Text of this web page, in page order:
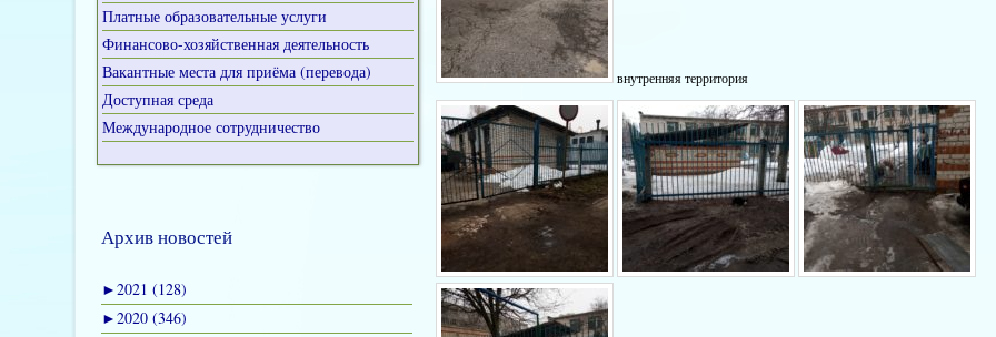
Платные образовательные услуги
Финансово-хозяйственная деятельность
Вакантные места для приёма (перевода)
Доступная среда
Международное сотрудничество
Архив новостей
►2021 (128)
►2020 (346)
внутренняя территория